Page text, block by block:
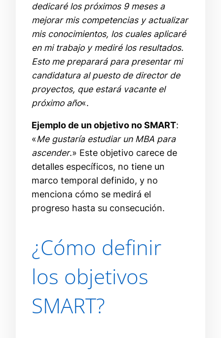
dedicaré los próximos 9 meses a
mejorar mis competencias y actualizar
mis conocimientos, los cuales aplicaré
en mi trabajo y mediré los resultados.
Esto me preparará para presentar mi
candidatura al puesto de director de
proyectos, que estará vacante el
próximo año«.
Ejemplo de un objetivo no SMART:
«Me gustaría estudiar un MBA para
ascender.» Este objetivo carece de
detalles específicos, no tiene un
marco temporal definido, y no
menciona cómo se medirá el
progreso hasta su consecución.
¿Cómo definir
los objetivos
SMART?